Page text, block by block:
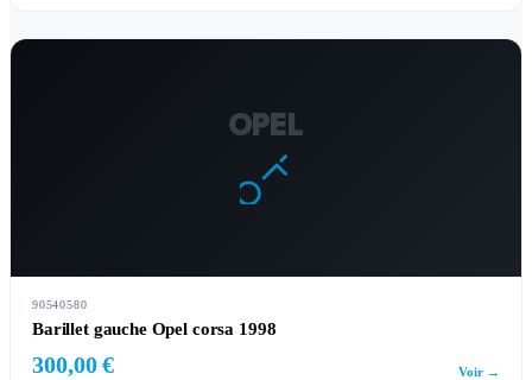
OPEL
90540580
Barillet gauche Opel corsa 1998
300,00 € Voir →